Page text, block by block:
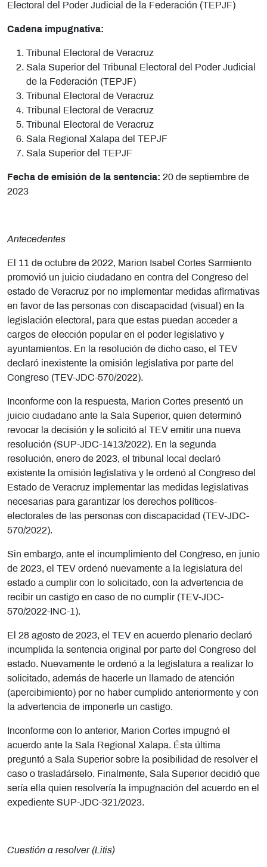
Electoral del Poder Judicial de la Federación (TEPJF)
Cadena impugnativa:
Tribunal Electoral de Veracruz
Sala Superior del Tribunal Electoral del Poder Judicial
de la Federación (TEPJF)
Tribunal Electoral de Veracruz
Tribunal Electoral de Veracruz
Tribunal Electoral de Veracruz
Sala Regional Xalapa del TEPJF
Sala Superior del TEPJF
Fecha de emisión de la sentencia: 20 de septiembre de
2023
Antecedentes
El 11 de octubre de 2022, Marion Isabel Cortes Sarmiento
promovió un juicio ciudadano en contra del Congreso del
estado de Veracruz por no implementar medidas afirmativas
en favor de las personas con discapacidad (visual) en la
legislación electoral, para que estas puedan acceder a
cargos de elección popular en el poder legislativo y
ayuntamientos. En la resolución de dicho caso, el TEV
declaró inexistente la omisión legislativa por parte del
Congreso (TEV-JDC-570/2022).
Inconforme con la respuesta, Marion Cortes presentó un
juicio ciudadano ante la Sala Superior, quien determinó
revocar la decisión y le solicitó al TEV emitir una nueva
resolución (SUP-JDC-1413/2022). En la segunda
resolución, enero de 2023, el tribunal local declaró
existente la omisión legislativa y le ordenó al Congreso del
Estado de Veracruz implementar las medidas legislativas
necesarias para garantizar los derechos políticos-
electorales de las personas con discapacidad (TEV-JDC-
570/2022).
Sin embargo, ante el incumplimiento del Congreso, en junio
de 2023, el TEV ordenó nuevamente a la legislatura del
estado a cumplir con lo solicitado, con la advertencia de
recibir un castigo en caso de no cumplir (TEV-JDC-
570/2022-INC-1).
El 28 agosto de 2023, el TEV en acuerdo plenario declaró
incumplida la sentencia original por parte del Congreso del
estado. Nuevamente le ordenó a la legislatura a realizar lo
solicitado, además de hacerle un llamado de atención
(apercibimiento) por no haber cumplido anteriormente y con
la advertencia de imponerle un castigo.
Inconforme con lo anterior, Marion Cortes impugnó el
acuerdo ante la Sala Regional Xalapa. Ésta última
preguntó a Sala Superior sobre la posibilidad de resolver el
caso o trasladárselo. Finalmente, Sala Superior decidió que
sería ella quien resolvería la impugnación del acuerdo en el
expediente SUP-JDC-321/2023.
Cuestión a resolver (Litis)